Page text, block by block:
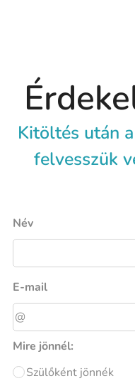
Kitöltés után
felvesszük
Név
E-mail
Mire jönnél:
Szülőként jönnék